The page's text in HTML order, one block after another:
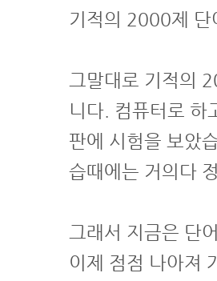
기적의 2000제
그말대로 기적의
니다. 컴퓨터로 하
판에 시험을 보았
습때에는 거의다
그래서 지금은 단
이제 점점 나아져